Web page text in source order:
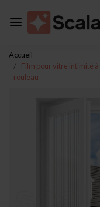
Accueil
Film pour vitre intimité
rouleau